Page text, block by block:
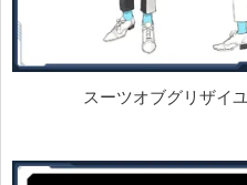
スーツオブグリザイ